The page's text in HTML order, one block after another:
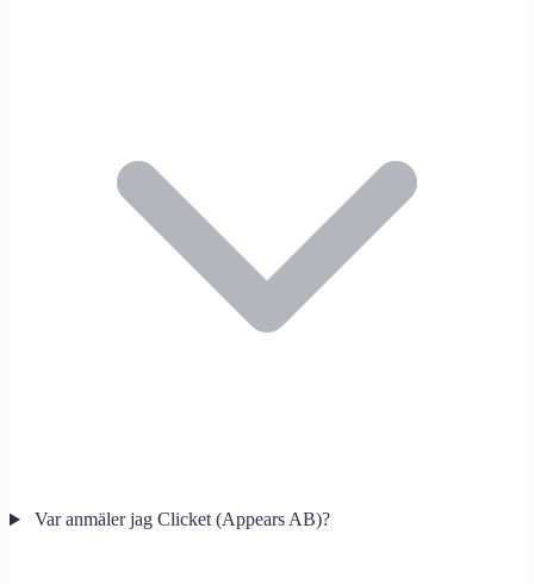
Var anmäler jag Clicket (Appears AB)?